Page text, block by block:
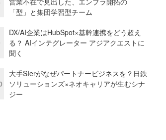
「型」と集団学習型チーム
DX/AI企業はHubSpot×基幹連携をどう超え
る？ AIインテグレーター アジアクエストに
聞く
大手SIerがなぜパートナービジネスを？日鉄
ソリューションズ×ネオキャリアが生むシナ
ジー